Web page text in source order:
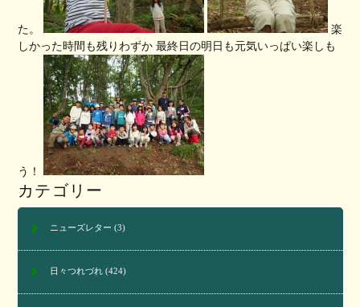
た。
楽
しかった時間も残りわずか 最終日の明日も元気いっぱい楽しも
う！
カテゴリー
ニューズレター (3)
日々つれづれ(424)